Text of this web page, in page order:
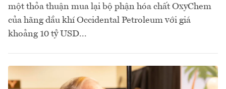
một thỏa thuận mua lại bộ phận hóa chất OxyChem
của hãng dầu khí Occidental Petroleum với giá
khoảng 10 tỷ USD...